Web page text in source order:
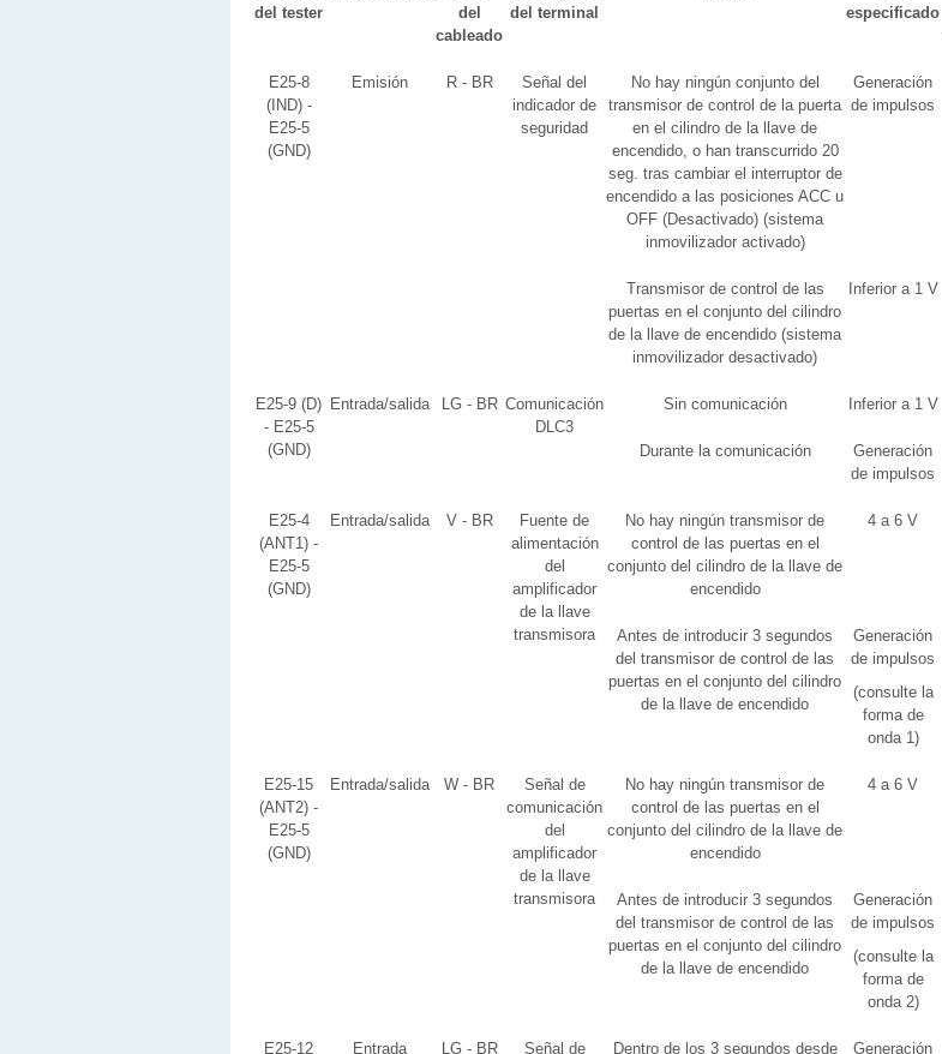
del tester
del
cableado
del terminal
especificado
E25-8
(IND) -
E25-5
(GND)
Emisión R - BR
Señal del
indicador de
seguridad
No hay ningún conjunto del
transmisor de control de la puerta
en el cilindro de la llave de
encendido, o han transcurrido 20
seg. tras cambiar el interruptor de
encendido a las posiciones ACC u
OFF (Desactivado) (sistema
inmovilizador activado)
Generación
de impulsos
Transmisor de control de las
puertas en el conjunto del cilindro
de la llave de encendido (sistema
inmovilizador desactivado)
Inferior a 1 V
E25-9 (D)
- E25-5
(GND)
Entrada/salida LG - BR Comunicación
DLC3
Sin comunicación Inferior a 1 V
Durante la comunicación
Generación
de impulsos
E25-4
(ANT1) -
E25-5
(GND)
Entrada/salida V - BR
Fuente de
alimentación
del
amplificador
de la llave
transmisora
No hay ningún transmisor de
control de las puertas en el
conjunto del cilindro de la llave de
encendido
4 a 6 V
Antes de introducir 3 segundos
del transmisor de control de las
puertas en el conjunto del cilindro
de la llave de encendido
Generación
de impulsos
(consulte la
forma de
onda 1)
E25-15
(ANT2) -
E25-5
(GND)
Entrada/salida W - BR
Señal de
comunicación
del
amplificador
de la llave
transmisora
No hay ningún transmisor de
control de las puertas en el
conjunto del cilindro de la llave de
encendido
4 a 6 V
Antes de introducir 3 segundos
del transmisor de control de las
puertas en el conjunto del cilindro
de la llave de encendido
Generación
de impulsos
(consulte la
forma de
onda 2)
E25-12
Entrada LG - BR
Señal de
Dentro de los 3 segundos desde
Generación